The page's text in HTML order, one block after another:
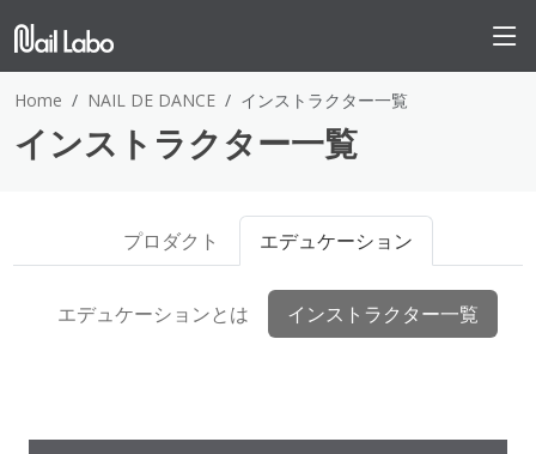
Home NAIL DE DANCE インストラクター一覧
インストラクター一覧
プロダクト エデュケーション
エデュケーションとは インストラクター一覧